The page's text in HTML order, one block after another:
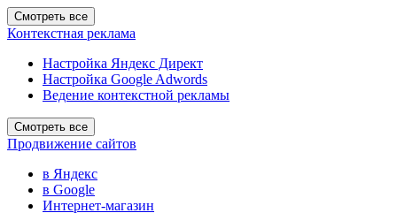
Смотреть все
Контекстная реклама
Настройка Яндекс Директ
Настройка Google Adwords
Ведение контекстной рекламы
Смотреть все
Продвижение сайтов
в Яндекс
в Google
Интернет-магазин